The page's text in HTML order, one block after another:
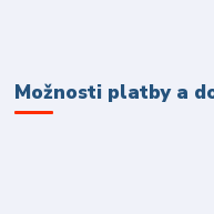
Možnosti platby a